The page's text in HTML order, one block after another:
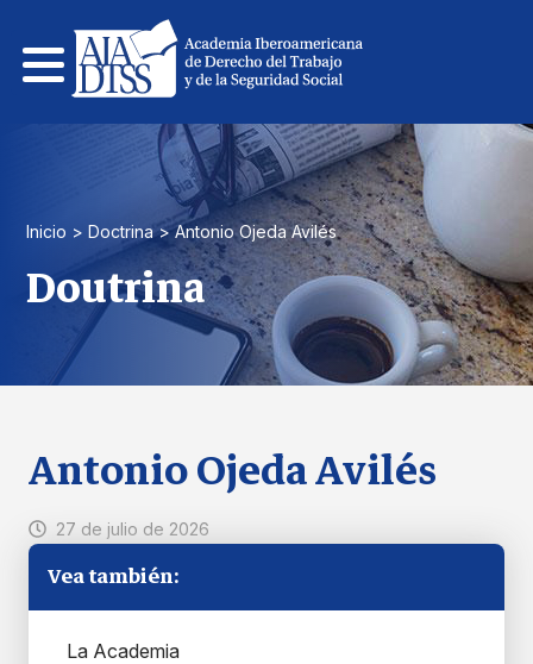
contenido
Inicio > Doctrina > Antonio Ojeda Avilés
Doutrina
Antonio Ojeda Avilés
27 de julio de 2026
Vea también:
La Academia